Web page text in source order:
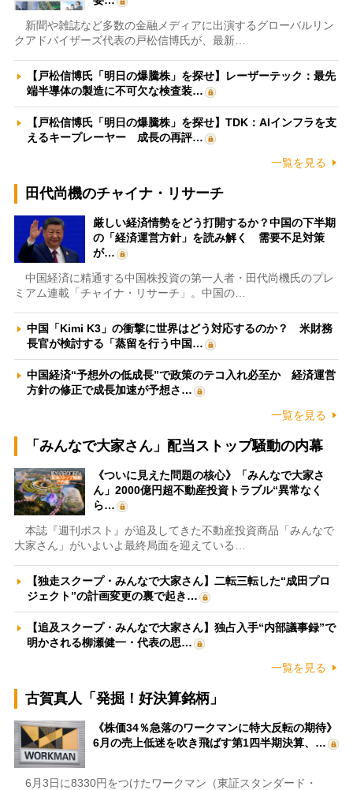
新聞や雑誌など多数の金融メディアに出演するグローバルリン
クアドバイザーズ代表の戸松信博氏が、最新…
【戸松信博氏「明日の爆騰株」を探せ】レーザーテック：最先
端半導体の製造に不可欠な検査装…
【戸松信博氏「明日の爆騰株」を探せ】TDK：AIインフラを支
えるキープレーヤー 成長の再評…
一覧を見る
田代尚機のチャイナ・リサーチ
厳しい経済情勢をどう打開するか？中国の下半期
の「経済運営方針」を読み解く 需要不足対策
が…
中国経済に精通する中国株投資の第一人者・田代尚機氏のプレ
ミアム連載「チャイナ・リサーチ」。中国の…
中国「Kimi K3」の衝撃に世界はどう対応するのか？ 米財務
長官が検討する「蒸留を行う中国…
中国経済“予想外の低成長”で政策のテコ入れ必至か 経済運営
方針の修正で成長加速が予想さ…
一覧を見る
「みんなで大家さん」配当ストップ騒動の内幕
《ついに見えた問題の核心》「みんなで大家さ
ん」2000億円超不動産投資トラブル“異常なく
ら…
本誌『週刊ポスト』が追及してきた不動産投資商品「みんなで
大家さん」がいよいよ最終局面を迎えている…
【独走スクープ・みんなで大家さん】二転三転した“成田プロ
ジェクト”の計画変更の裏で起き…
【追及スクープ・みんなで大家さん】独占入手“内部議事録”で
明かされる柳瀬健一・代表の思…
一覧を見る
古賀真人「発掘！好決算銘柄」
《株価34％急落のワークマンに特大反転の期待》
6月の売上低迷を吹き飛ばす第1四半期決算、…
6月3日に8330円をつけたワークマン（東証スタンダード・